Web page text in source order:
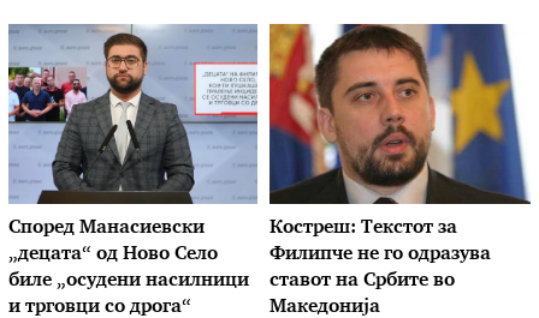
Според Манасиевски
„децата“ од Ново Село
биле „осудени насилници
и трговци со дрога“
Костреш: Текстот за
Филипче не го одразува
ставот на Србите во
Македонија